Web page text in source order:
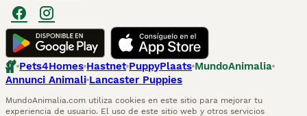
Pets4Homes Hastnet PuppyPlaats MundoAnimalia
Annunci Animali Lancaster Puppies
MundoAnimalia.com utiliza cookies en este sitio para mejorar tu
experiencia de usuario. El uso de este sitio web y otros servicios